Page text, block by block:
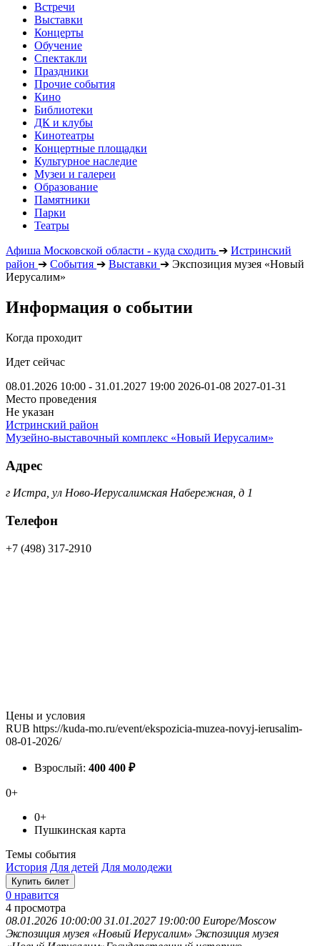
Встречи
Выставки
Концерты
Обучение
Спектакли
Праздники
Прочие события
Кино
Библиотеки
ДК и клубы
Кинотеатры
Концертные площадки
Культурное наследие
Музеи и галереи
Образование
Памятники
Парки
Театры
Афиша Московской области - куда сходить ➔ Истринский
район ➔ События ➔ Выставки ➔ Экспозиция музея «Новый
Иерусалим»
Информация о событии
Когда проходит
Идет сейчас
08.01.2026 10:00 - 31.01.2027 19:00 2026-01-08 2027-01-31
Место проведения
Не указан
Истринский район
Музейно-выставочный комплекс «Новый Иерусалим»
Адрес
г Истра, ул Ново-Иерусалимская Набережная, д 1
Телефон
+7 (498) 317-2910
Цены и условия
RUB https://kuda-mo.ru/event/ekspozicia-muzea-novyj-ierusalim-
08-01-2026/
Взрослый: 400 400 ₽
0+
0+
Пушкинская карта
Темы события
История Для детей Для молодежи
Купить билет
0 нравится
4 просмотра
08.01.2026 10:00:00 31.01.2027 19:00:00 Europe/Moscow
Экспозиция музея «Новый Иерусалим» Экспозиция музея